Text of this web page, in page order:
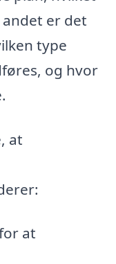
er det
type
og hvor
at
at